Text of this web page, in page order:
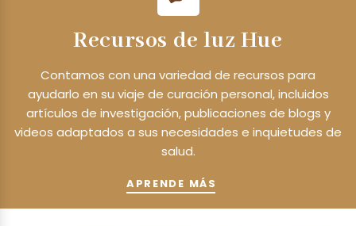
Recursos de luz Hue
Contamos con una variedad de recursos para
ayudarlo en su viaje de curación personal, incluidos
artículos de investigación, publicaciones de blogs y
videos adaptados a sus necesidades e inquietudes de
salud.
APRENDE MÁS